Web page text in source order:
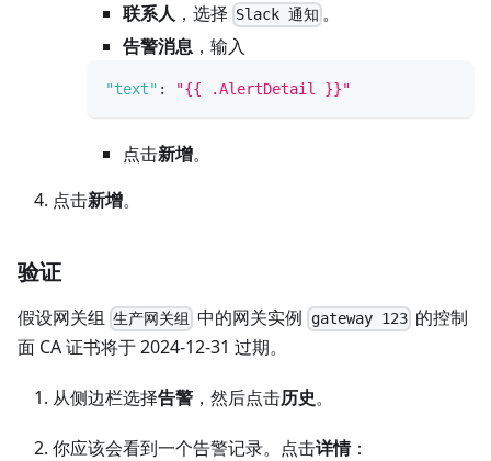
联系人 ，选择 Slack 通知 。
告警消息，输入
"text" : "{{ .AlertDetail }}"
点击新增。
点击新增。
验证
假设网关组 生产网关组 中的网关实例 gateway 123的控制
面 CA 证书将于 2024-12-31 过期。
从侧边栏选择告警 ，然后点击历史。
你应该会看到一个告警记录。点击详情：